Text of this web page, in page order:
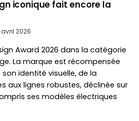
iconique fait encore la
2026
Award 2026 dans la catégorie
La marque est récompensée
identité visuelle, de la
aux lignes robustes, déclinée sur
ses modèles électriques